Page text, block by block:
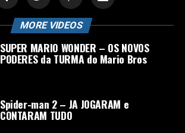
MORE VIDEOS
SUPER MARIO WONDER – OS NOVOS
PODERES da TURMA do Mario Bros
Spider-man 2 – JA JOGARAM e
CONTARAM TUDO